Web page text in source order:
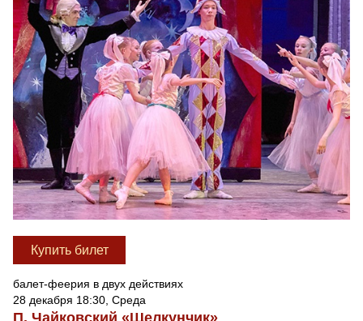
Купить билет
балет-феерия в двух действиях
28 декабря 18:30, Среда
П. Чайковский «Щелкунчик»